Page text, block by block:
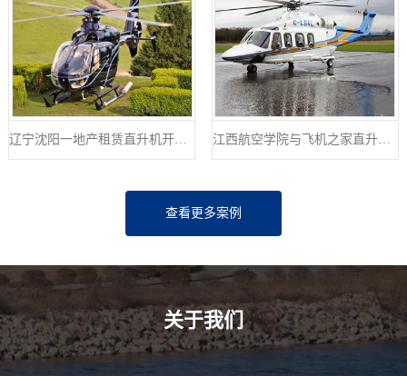
辽宁沈阳一地产租赁直升机开业庆典 江西航空学院与飞机之家直升机出租合作参加人社部第44届世界技能大赛
查看更多案例
关于我们